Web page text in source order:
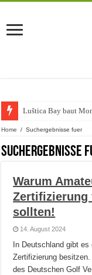
Luštica Bay baut
Home / Suchergebnisse fuer
Suchergebnisse
Warum
Zertifizierung
sollten!
14. August 2024
In Deutschland gibt
Zertifizierung
des Deutschen Golf